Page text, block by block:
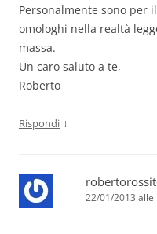
Personalmente sono per
omologhi nella realtà
massa.
Un caro saluto a te,
Roberto
Rispondi ↓
22/01/2013 alle